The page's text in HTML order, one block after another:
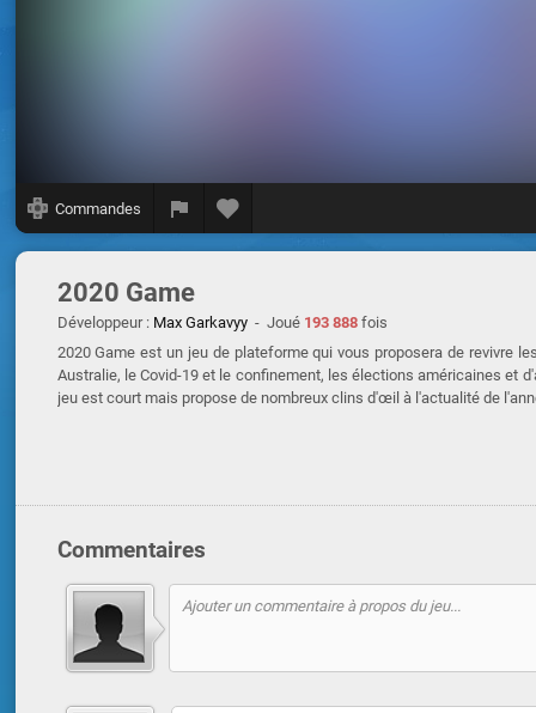
Commandes
2020 Game
Développeur : Max Garkavyy- Joué 193 888fois
2020 Game est un jeu de plateforme qui vous proposera de revivre
Australie, le Covid-19 et le confinement, les élections américaines et
jeu est court mais propose de nombreux clins d'œil à l'actualité de
Commentaires